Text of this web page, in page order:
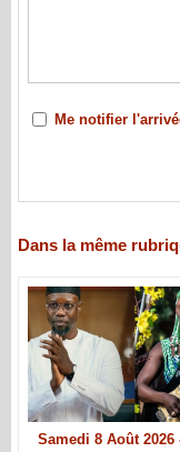
Me notifier
Dans la même
Samedi 8 Août 2026